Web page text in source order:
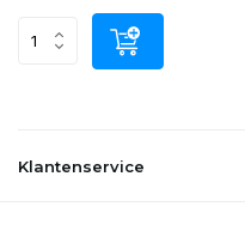
Klantenservice